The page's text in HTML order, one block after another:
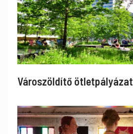
Városzöldítő ötletpályázat